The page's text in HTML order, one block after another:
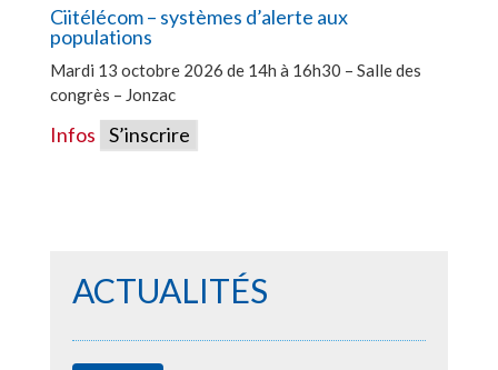
Ciitélécom – systèmes d’alerte aux
populations
Mardi 13 octobre 2026 de 14h à 16h30 – Salle des
congrès – Jonzac
Infos S’inscrire
ACTUALITÉS